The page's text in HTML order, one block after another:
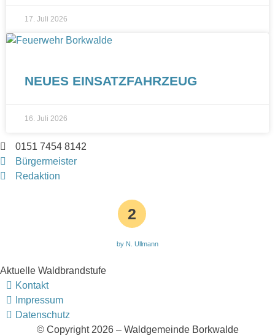
17. Juli 2026
NEUES EINSATZFAHRZEUG
16. Juli 2026
0151 7454 8142
Bürgermeister
Redaktion
2
by N. Ullmann
Aktuelle Waldbrandstufe
Kontakt
Impressum
Datenschutz
© Copyright 2026 – Waldgemeinde Borkwalde